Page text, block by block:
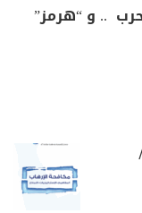
.. و “هرمز”